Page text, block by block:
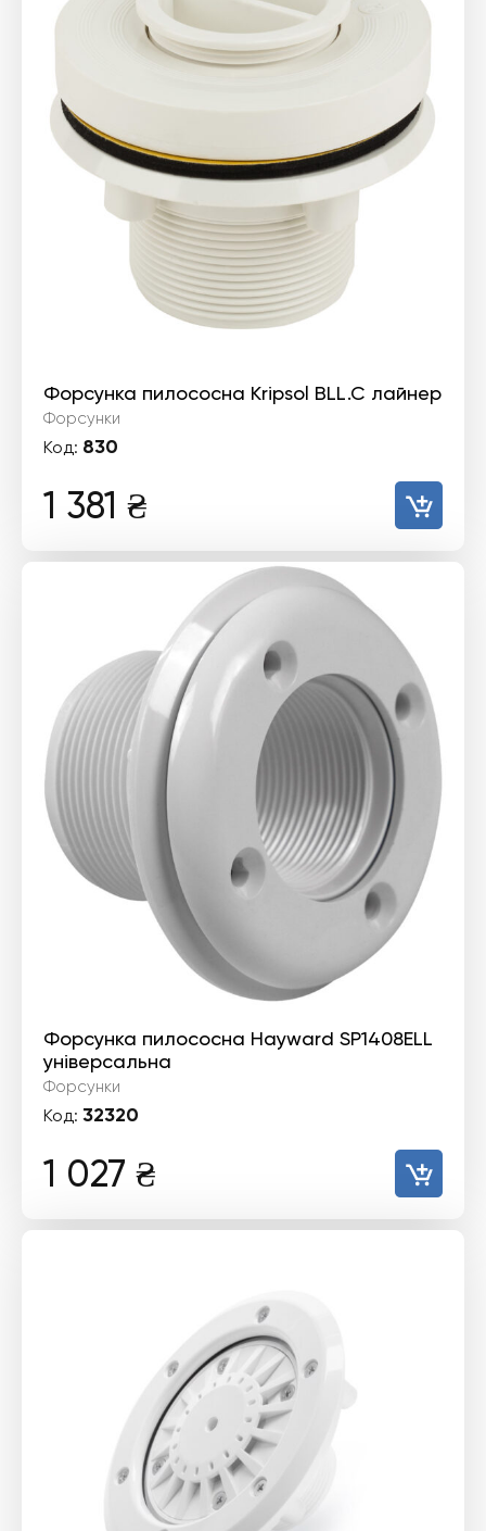
Форсунка пилососна Kripsol BLL.C лайнер
Форсунки
Код: 830
1 381 ₴
Форсунка пилососна Hayward SP1408ELL
універсальна
Форсунки
Код: 32320
1 027 ₴